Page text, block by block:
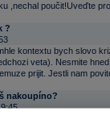
,nechal poučit!Uveďte
?
kontextu bych slovo
veta). Nesmite
prijit. Jestli nam
nakoupíno?